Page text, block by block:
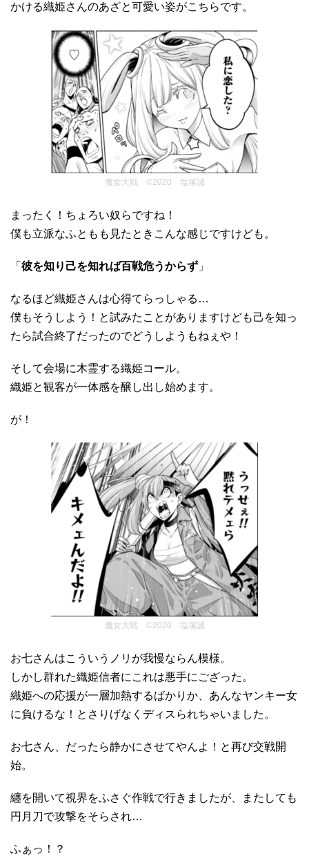
かける織姫さんのあざと可愛い姿がこちらです。
魔女大戦 ©2020 塩塚誠
まったく！ちょろい奴らですね！
僕も立派なふともも見たときこんな感じですけども。
「 彼を知り己を知れば百戦危うからず 」
なるほど織姫さんは心得てらっしゃる…
僕もそうしよう！と試みたことがありますけども己を知っ
たら試合終了だったのでどうしようもねぇや！
そして会場に木霊する織姫コール。
織姫と観客が一体感を醸し出し始めます。
が！
魔女大戦 ©2020 塩塚誠
お七さんはこういうノリが我慢ならん模様。
しかし群れた織姫信者にこれは悪手にござった。
織姫への応援が一層加熱するばかりか、あんなヤンキー女
に負けるな！とさりげなくディスられちゃいました。
お七さん、だったら静かにさせてやんよ！と再び交戦開
始。
纏を開いて視界をふさぐ作戦で行きましたが、またしても
円月刀で攻撃をそらされ…
ふぁっ！？